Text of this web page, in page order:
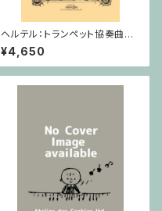
ヘルテル：トランペット協奏曲第1
番 変ホ長調/トランペット・ピア
ノ
¥4,650